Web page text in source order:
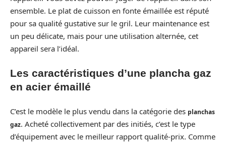
ensemble. Le plat de cuisson en fonte émaillée est réputé
pour sa qualité gustative sur le gril. Leur maintenance est
un peu délicate, mais pour une utilisation alternée, cet
appareil sera l’idéal.
Les caractéristiques d’une plancha gaz
en acier émaillé
C’est le modèle le plus vendu dans la catégorie des planchas
gaz. Acheté collectivement par des initiés, c’est le type
d’équipement avec le meilleur rapport qualité-prix. Comme